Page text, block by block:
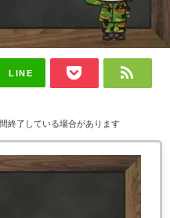
LINE
終了している場合があります